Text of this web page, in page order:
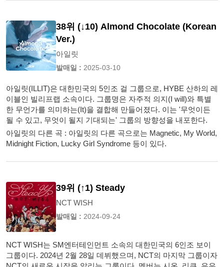
38위 (↓10) Almond Chocolate (Korean
Ver.)
아일릿
발매일 : 2025-03-10
아일릿(ILLIT)은 대한민국의 5인조 걸 그룹으로, HYBE 산하의 레
이블인 빌리프랩 소속이다. 그룹명은 자주적 의지(I will)와 특별
한 무언가를 의미하는(It)을 결합해 만들어졌다. 이는 '무엇이든
될 수 있고, 무엇이 될지 기대되는' 그룹의 방향성을 내포한다.
아일릿의 다른 곡 : 아일릿의 다른 곡으로는 Magnetic, My World,
Midnight Fiction, Lucky Girl Syndrome 등이 있다.
39위 (↑1) Steady
NCT WISH
발매일 : 2024-09-24
NCT WISH는 SM엔터테인먼트 소속의 대한민국의 6인조 보이
그룹이다. 2024년 2월 28일 데뷔했으며, NCT의 마지막 그룹이자